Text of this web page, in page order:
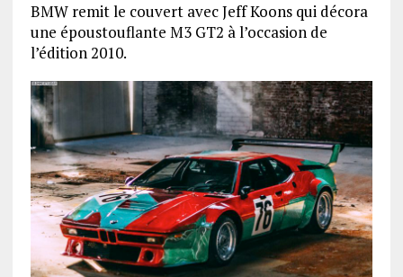
BMW remit le couvert avec Jeff Koons qui décora
une époustouflante M3 GT2 à l’occasion de
l’édition 2010.